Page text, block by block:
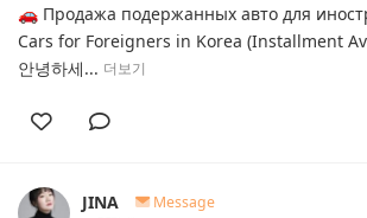
🚗 Продажа подержанных авто для
Cars for Foreigners in Korea (Installment
안녕하세... 더보기
JINA
Message